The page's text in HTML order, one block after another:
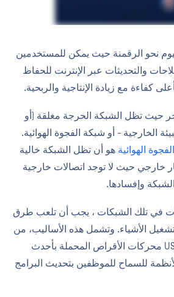
نحو الرقمنة حيث يمكن للمستخدمين
والتحديثات عبر الإنترنت للحفاظ
كفاءة مع زيادة الإنتاجية والربحية.
حيث تظل الشبكة الحرجة مغلقة (أو
الخارجية - أو شبكة الفجوة الهوائية.
الهوائية هو أن تظل الشبكة خالية
خارجي حيث لا توجد اتصالات خارجية
وإفسادها.
في تلك الشبكات ، يجب أن تلعب طرق
الأشياء. وتشمل هذه الأساليب، من
بين أمور أخرى، إدراج USB محركات الأقراص المحملة بأحدث
للسماح للموظفين بتحديث البرامج